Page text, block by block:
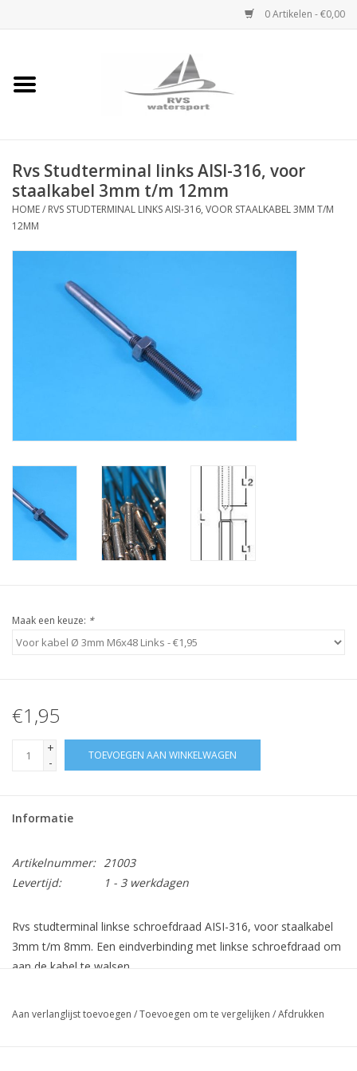
0 Artikelen - €0,00
Home
Rvs Dekbeslag
Rvs Accessoires
Rvs Ketting
Rvs Staalkabel spanner
Staalkabel met coating
Rvs Studterminal links AISI-316, voor
staalkabel 3mm t/m 12mm
HOME/ RVS STUDTERMINAL LINKS AISI-316, VOOR STAALKABEL 3MM T/M
12MM
Maak een keuze: *
€1,95
+
-
TOEVOEGEN AAN WINKELWAGEN
Informatie
Artikelnummer: 21003
Levertijd:
1 - 3 werkdagen
Rvs studterminal linkse schroefdraad AISI-316, voor staalkabel
3mm t/m 8mm. Een eindverbinding met linkse schroefdraad om
aan de kabel te walsen.
Aan verlanglijst toevoegen /Toevoegen om te vergelijken /Afdrukken